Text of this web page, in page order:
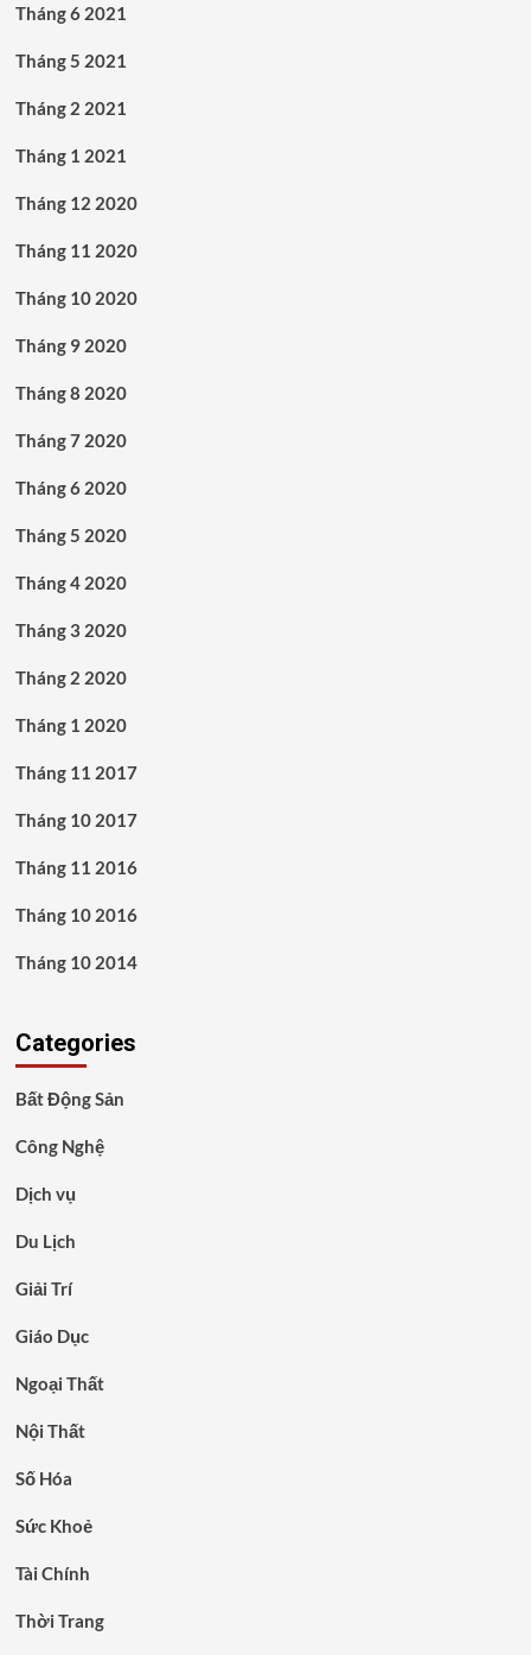
Tháng 6 2021
Tháng 5 2021
Tháng 2 2021
Tháng 1 2021
Tháng 12 2020
Tháng 11 2020
Tháng 10 2020
Tháng 9 2020
Tháng 8 2020
Tháng 7 2020
Tháng 6 2020
Tháng 5 2020
Tháng 4 2020
Tháng 3 2020
Tháng 2 2020
Tháng 1 2020
Tháng 11 2017
Tháng 10 2017
Tháng 11 2016
Tháng 10 2016
Tháng 10 2014
Categories
Bất Động Sản
Công Nghệ
Dịch vụ
Du Lịch
Giải Trí
Giáo Dục
Ngoại Thất
Nội Thất
Số Hóa
Sức Khoẻ
Tài Chính
Thời Trang